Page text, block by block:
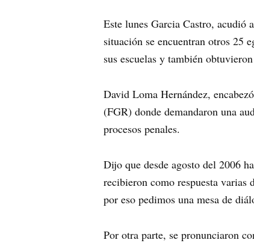
Este lunes Garcia Castro, acudió
situación se encuentran otros 25
sus escuelas y también
David Loma Hernández,
(FGR) donde demandaron una
procesos penales.
Dijo que desde agosto del 2006
recibieron como respuesta varias
por eso pedimos una mesa de
Por otra parte, se pronunciaron